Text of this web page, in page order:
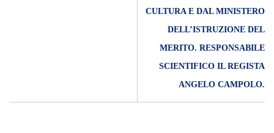
CULTURA E DAL MINISTERO
DELL’ISTRUZIONE DEL
MERITO. RESPONSABILE
SCIENTIFICO IL REGISTA
ANGELO CAMPOLO.